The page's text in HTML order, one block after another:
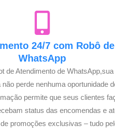
24/7 com Robô de
WhatsApp
de Atendimento de WhatsApp,sua
não perde nenhuma oportunidade
permite que seus clientes
status das encomendas e
promoções exclusivas – tudo